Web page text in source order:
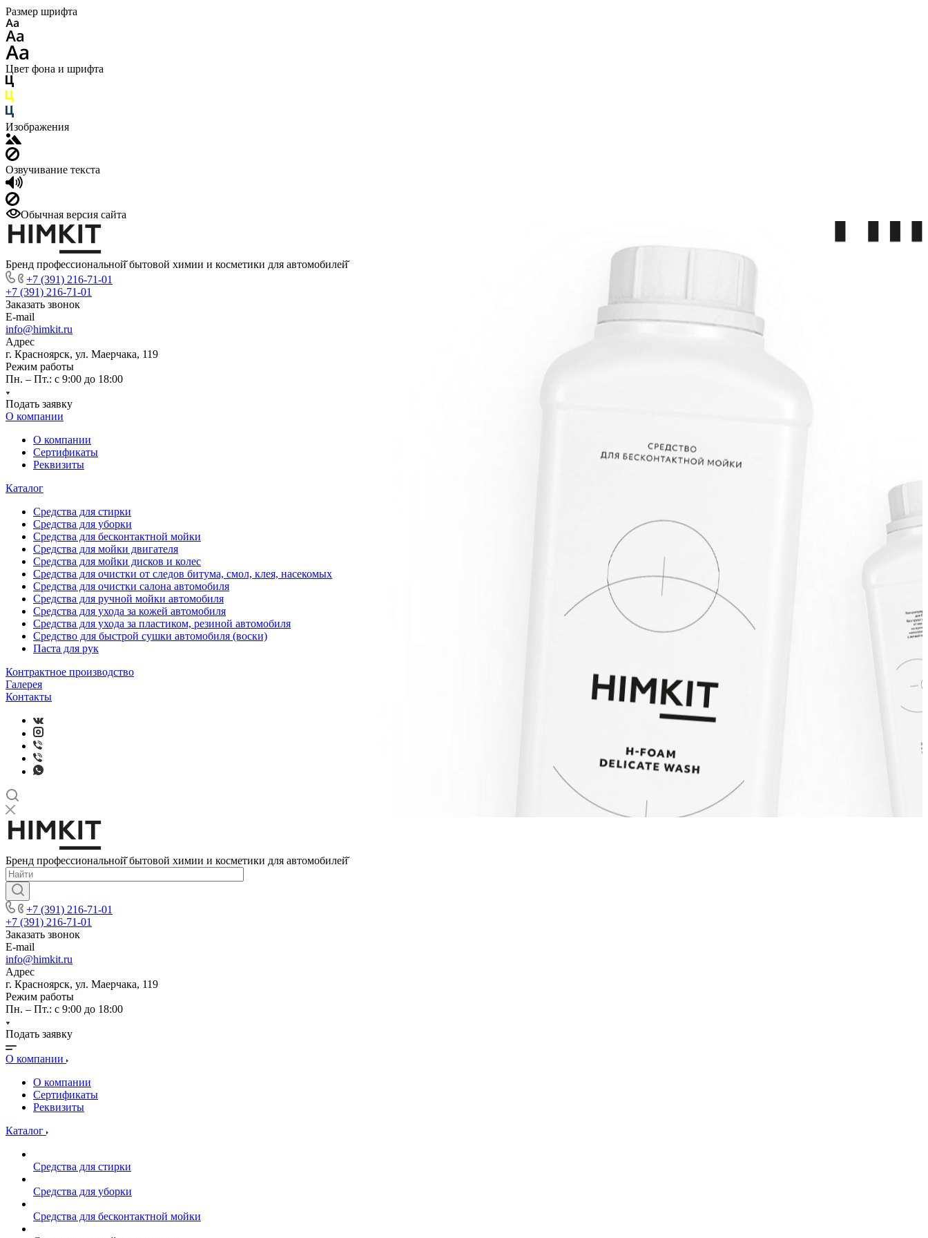
Размер шрифта
Цвет фона и шрифта
Изображения
Озвучивание текста
Обычная версия сайта
Бренд профессиональной̆ бытовой химии и косметики для автомобилей̆
+7 (391) 216-71-01
+7 (391) 216-71-01
Заказать звонок
E-mail
info@himkit.ru
Адрес
г. Красноярск, ул. Маерчака, 119
Режим работы
Пн. – Пт.: с 9:00 до 18:00
Подать заявку
О компании
О компании
Сертификаты
Реквизиты
Каталог
Средства для стирки
Средства для уборки
Средства для бесконтактной мойки
Средства для мойки двигателя
Средства для мойки дисков и колес
Средства для очистки от следов битума, смол, клея, насекомых
Средства для очистки салона автомобиля
Средства для ручной мойки автомобиля
Средства для ухода за кожей автомобиля
Средства для ухода за пластиком, резиной автомобиля
Средство для быстрой сушки автомобиля (воски)
Паста для рук
Контрактное производство
Галерея
Контакты
Бренд профессиональной̆ бытовой химии и косметики для автомобилей̆
+7 (391) 216-71-01
+7 (391) 216-71-01
Заказать звонок
E-mail
info@himkit.ru
Адрес
г. Красноярск, ул. Маерчака, 119
Режим работы
Пн. – Пт.: с 9:00 до 18:00
Подать заявку
О компании
О компании
Сертификаты
Реквизиты
Каталог
Средства для стирки
Средства для уборки
Средства для бесконтактной мойки